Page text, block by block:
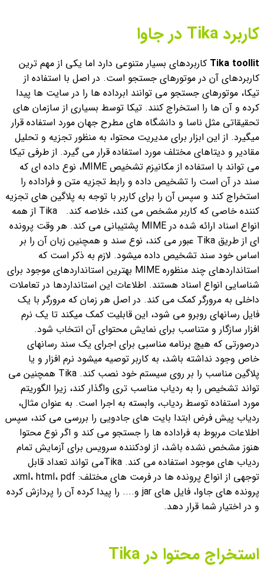
کاربرد Tika در جاوا
Tika toollit کاربردهای بسیار متنوعی دارد اما یکی از مهم ترین
کاربردهای آن در موتورهای جستجو است. در اصل با استفاده از
تیکا، موتورهای جستجو می توانند ابرداده ها را در سایت ها پیدا
کرده و آن ها را استخراج کنند. تیکا توسط بسیاری از سازمان های
تحقیقاتی مثل ناسا و دانشگاه های مطرح جهان مورد استفاده قرار
میگیرد. از این ابزار برای مدیریت محتوا، به منظور تجزیه و تحلیل
مقادیر و دیتاهای مختلف مورد استفاده قرار می گیرد. از طرفی تیکا
می تواند با استفاده از مکانیزم تشخیص MIME، نوع داده ای که
سند در آن است را تشخیص داده و رابط تجزیه متن و فراداده را
استخراج کند و سپس آن را برای کاربر با توجه به پلاگین های تجزیه
کننده خاصی که کاربر مشخص می کند، خلاصه کند.
Tika از همه
انواع اسناد ارائه شده در MIME پشتیبانی می کند. هر وقت پرونده
ای از طریق Tika عبور می کند، نوع سند و همچنین زبان آن را بر
اساس خود سند تشخیص داده می‏شود. لازم به ذکر است که
استانداردهای چند منظوره MIME بهترین استانداردهای موجود برای
شناسایی انواع اسناد هستند. اطلاعات این استانداردها در تعاملات
داخلی به مرورگر کمک می کند. در اصل هر زمان که مرورگر با یک
فایل رسانه‎‏ای روبرو می شود، این قابلیت کمک می‏کند تا یک نرم
افزار سازگار و متناسب برای نمایش محتوای آن انتخاب شود.
درصورتی که هیچ برنامه مناسبی برای اجرای یک سند رسانه‏ای
خاص وجود نداشته باشد، به کاربر توصیه می‏شود نرم افزار و یا
پلاگین مناسب را بر روی سیستم خود نصب کند.
Tika همچنین می
تواند تشخیص را به ردیاب مناسب تری واگذار کند، زیرا الگوریتم
مورد استفاده توسط ردیاب، وابسته به اجرا است. به عنوان مثال،
ردیاب پیش فرض ابتدا بایت های جادویی را بررسی می کند، سپس
اطلاعات مربوط به فراداده ها را جستجو می کند و اگر نوع محتوا
هنوز مشخص نشده باشد، از لودکننده سرویس برای آزمایش تمام
ردیاب های موجود استفاده می کند.
Tikaمی تواند تعداد قابل
توجهی از انواع پرونده ها در فرمت های مختلف: xml، html، pdf،
پرونده های جاوا، فایل های jar و.... را پیدا کرده آن را پردازش کرده
و در اختیار شما قرار دهد.
استخراج محتوا در Tika